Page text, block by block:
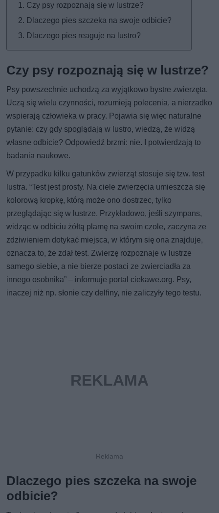
Czy psy rozpoznają się w lustrze?
Dlaczego pies szczeka na swoje odbicie?
Dlaczego pies reaguje na lustro?
Czy psy rozpoznają się w lustrze?
Psy powszechnie uchodzą za wyjątkowo bystre zwierzęta.
Uczą się wielu czynności, rozumieją polecenia, a nierzadko
wspierają człowieka w pracy. Pojawia się więc naturalne
pytanie: czy gdy spoglądają w lustro, wiedzą, że widzą
własne odbicie? Odpowiedź brzmi: nie. I potwierdzają to
badania naukowe.
W przypadku kilku gatunków zwierząt stosuje się tzw. test
lustra. “Test jest prosty. Na ciele zwierzęcia umieszcza się
kolorową kropkę, którą może ono dostrzec, tylko
przeglądając się w lustrze. Przykładowo, jeśli szympans,
widząc w odbiciu żółtą plamę na swoim czole, zaczyna ze
zdziwieniem dotykać miejsca, w którym się ona znajduje,
oznacza to, że zdał test. Zwierzę rozpoznaje w lustrze
samego siebie, a nie bierze postaci ze zwierciadła za
innego osobnika” – informuje portal ciekawe.org. Psy,
inaczej niż np. słonie czy delfiny, nie zaliczyły tego testu.
Dlaczego pies szczeka na swoje
odbicie?